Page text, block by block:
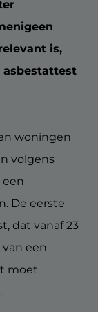
is,
woningen
volgens
een
De eerste
dat vanaf 23
een
moet